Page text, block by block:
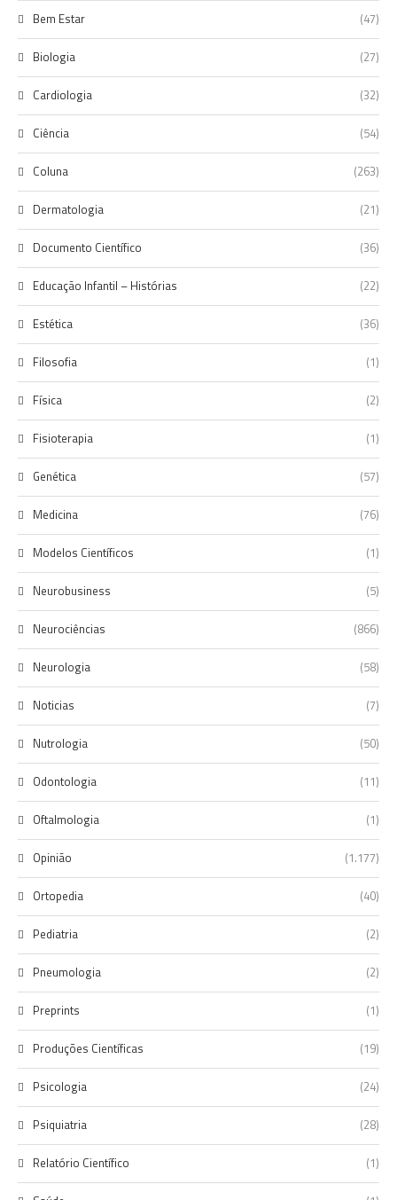
Bem Estar (47)
Biologia (27)
Cardiologia (32)
Ciência (54)
Coluna (263)
Dermatologia (21)
Documento Científico (36)
Educação Infantil – Histórias (22)
Estética (36)
Filosofia (1)
Física (2)
Fisioterapia (1)
Genética (57)
Medicina (76)
Modelos Científicos (1)
Neurobusiness (5)
Neurociências (866)
Neurologia (58)
Noticias (7)
Nutrologia (50)
Odontologia (11)
Oftalmologia (1)
Opinião (1.177)
Ortopedia (40)
Pediatria (2)
Pneumologia (2)
Preprints (1)
Produções Científicas (19)
Psicologia (24)
Psiquiatria (28)
Relatório Científico (1)